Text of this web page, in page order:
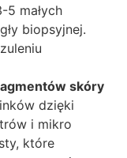
5 małych
biopsyjnej.
skóry
dzięki
i mikro
które